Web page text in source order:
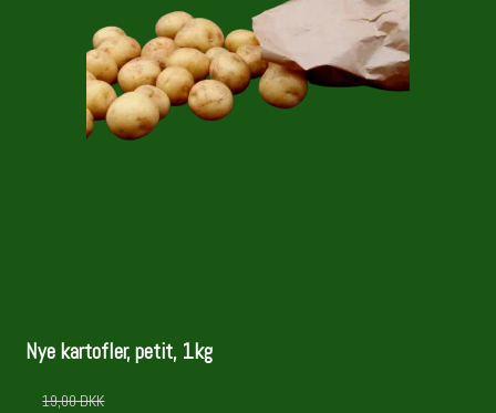
Nye kartofler, petit, 1kg
19,00 DKK